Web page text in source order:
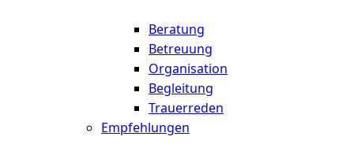
Beratung
Betreuung
Organisation
Begleitung
Trauerreden
Empfehlungen